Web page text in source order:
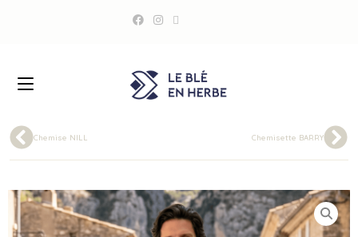
Chemise NILL Chemisette BARRY